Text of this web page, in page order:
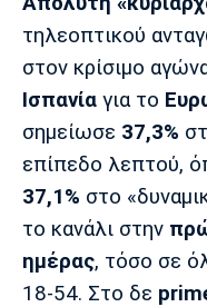
Πολιτισμός
Τραγούδια
Cine Spot
Running
Media
Παρασκήνιο
Πρόγραμμα TV
Μπαρτσελόνα
τηλεοπτικού
στον κρίσιμο
Ισπανία για το
σημείωσε 37,3%
επίπεδο λεπτού,
37,1% στο
το κανάλι στην
ημέρας, τόσο σε
18-54. Στο δε